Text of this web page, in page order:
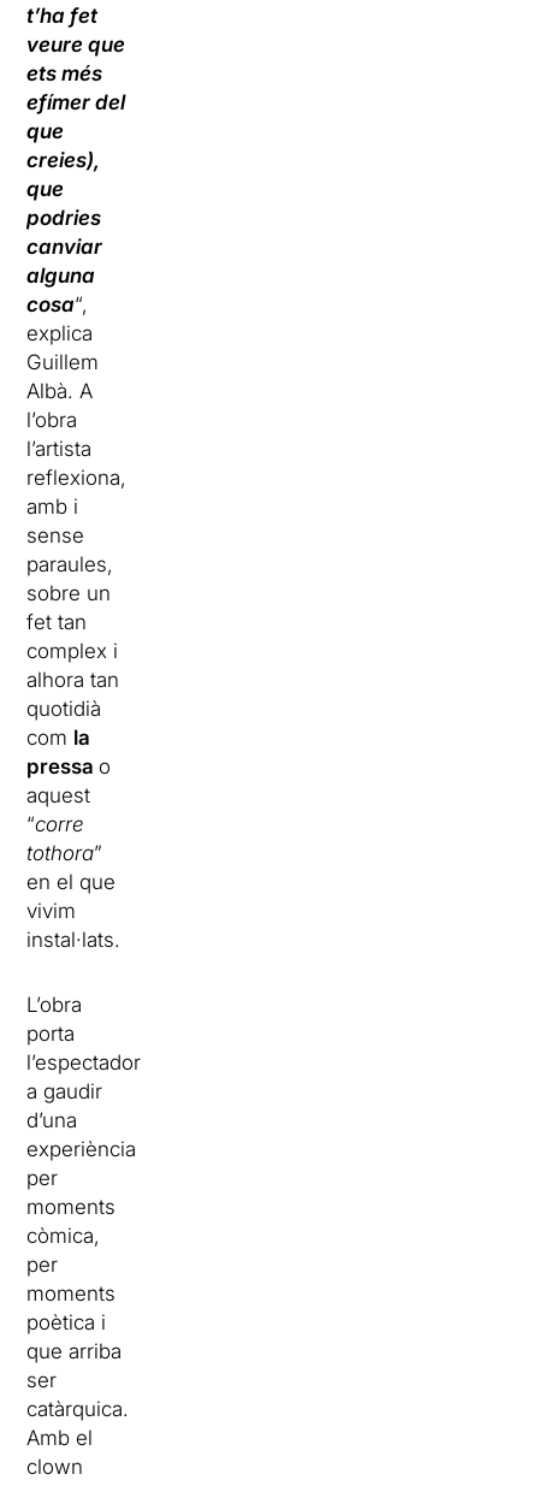
t’ha fet
veure que
ets més
efímer del
que
creies),
que
podries
canviar
alguna
cosa“,
explica
Guillem
Albà. A
l’obra
l’artista
reflexiona,
amb i
sense
paraules,
sobre un
fet tan
complex i
alhora tan
quotidià
com la
pressao
aquest
“corre
tothora”
en el que
vivim
instal·lats.
L’obra
porta
l’espectador
a gaudir
d’una
experiència
per
moments
còmica,
per
moments
poètica i
que arriba
ser
catàrquica.
Amb el
clown